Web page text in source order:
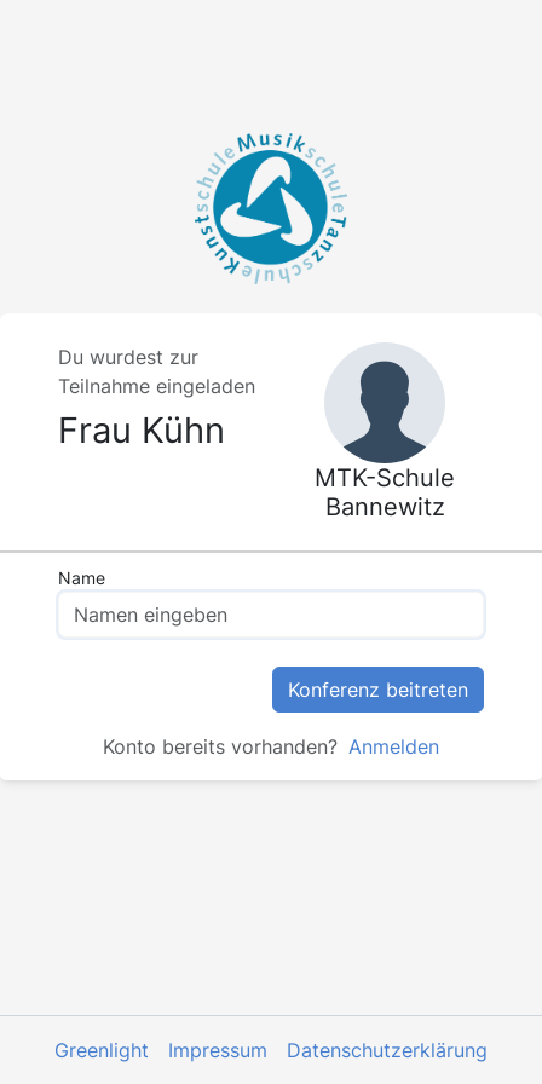
Du wurdest zur
Teilnahme eingeladen
Frau Kühn
MTK-Schule
Bannewitz
Name
Konferenz beitreten
Konto bereits vorhanden? Anmelden
Greenlight Impressum Datenschutzerklärung